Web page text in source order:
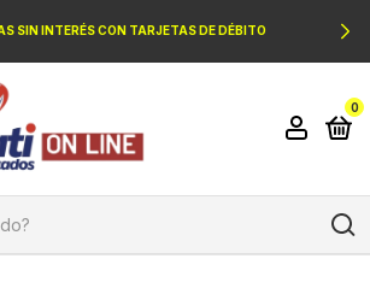
SIN INTERÉS CON TARJETAS DE DÉBITO
0